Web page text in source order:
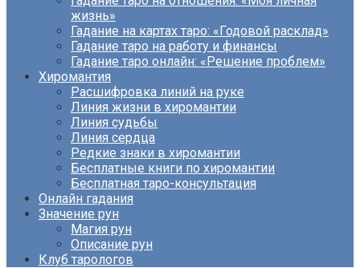
жизнь»
Гадание на картах таро: «Годовой расклад»
Гадание таро на работу и финансы
Гадание таро онлайн: «Решение проблем»
Хиромантия
Расшифровка линий на руке
Линия жизни в хиромантии
Линия судьбы
Линия сердца
Редкие знаки в хиромантии
Бесплатные книги по хиромантии
Бесплатная таро-консультация
Онлайн гадания
Значение рун
Магия рун
Описание рун
Клуб тарологов